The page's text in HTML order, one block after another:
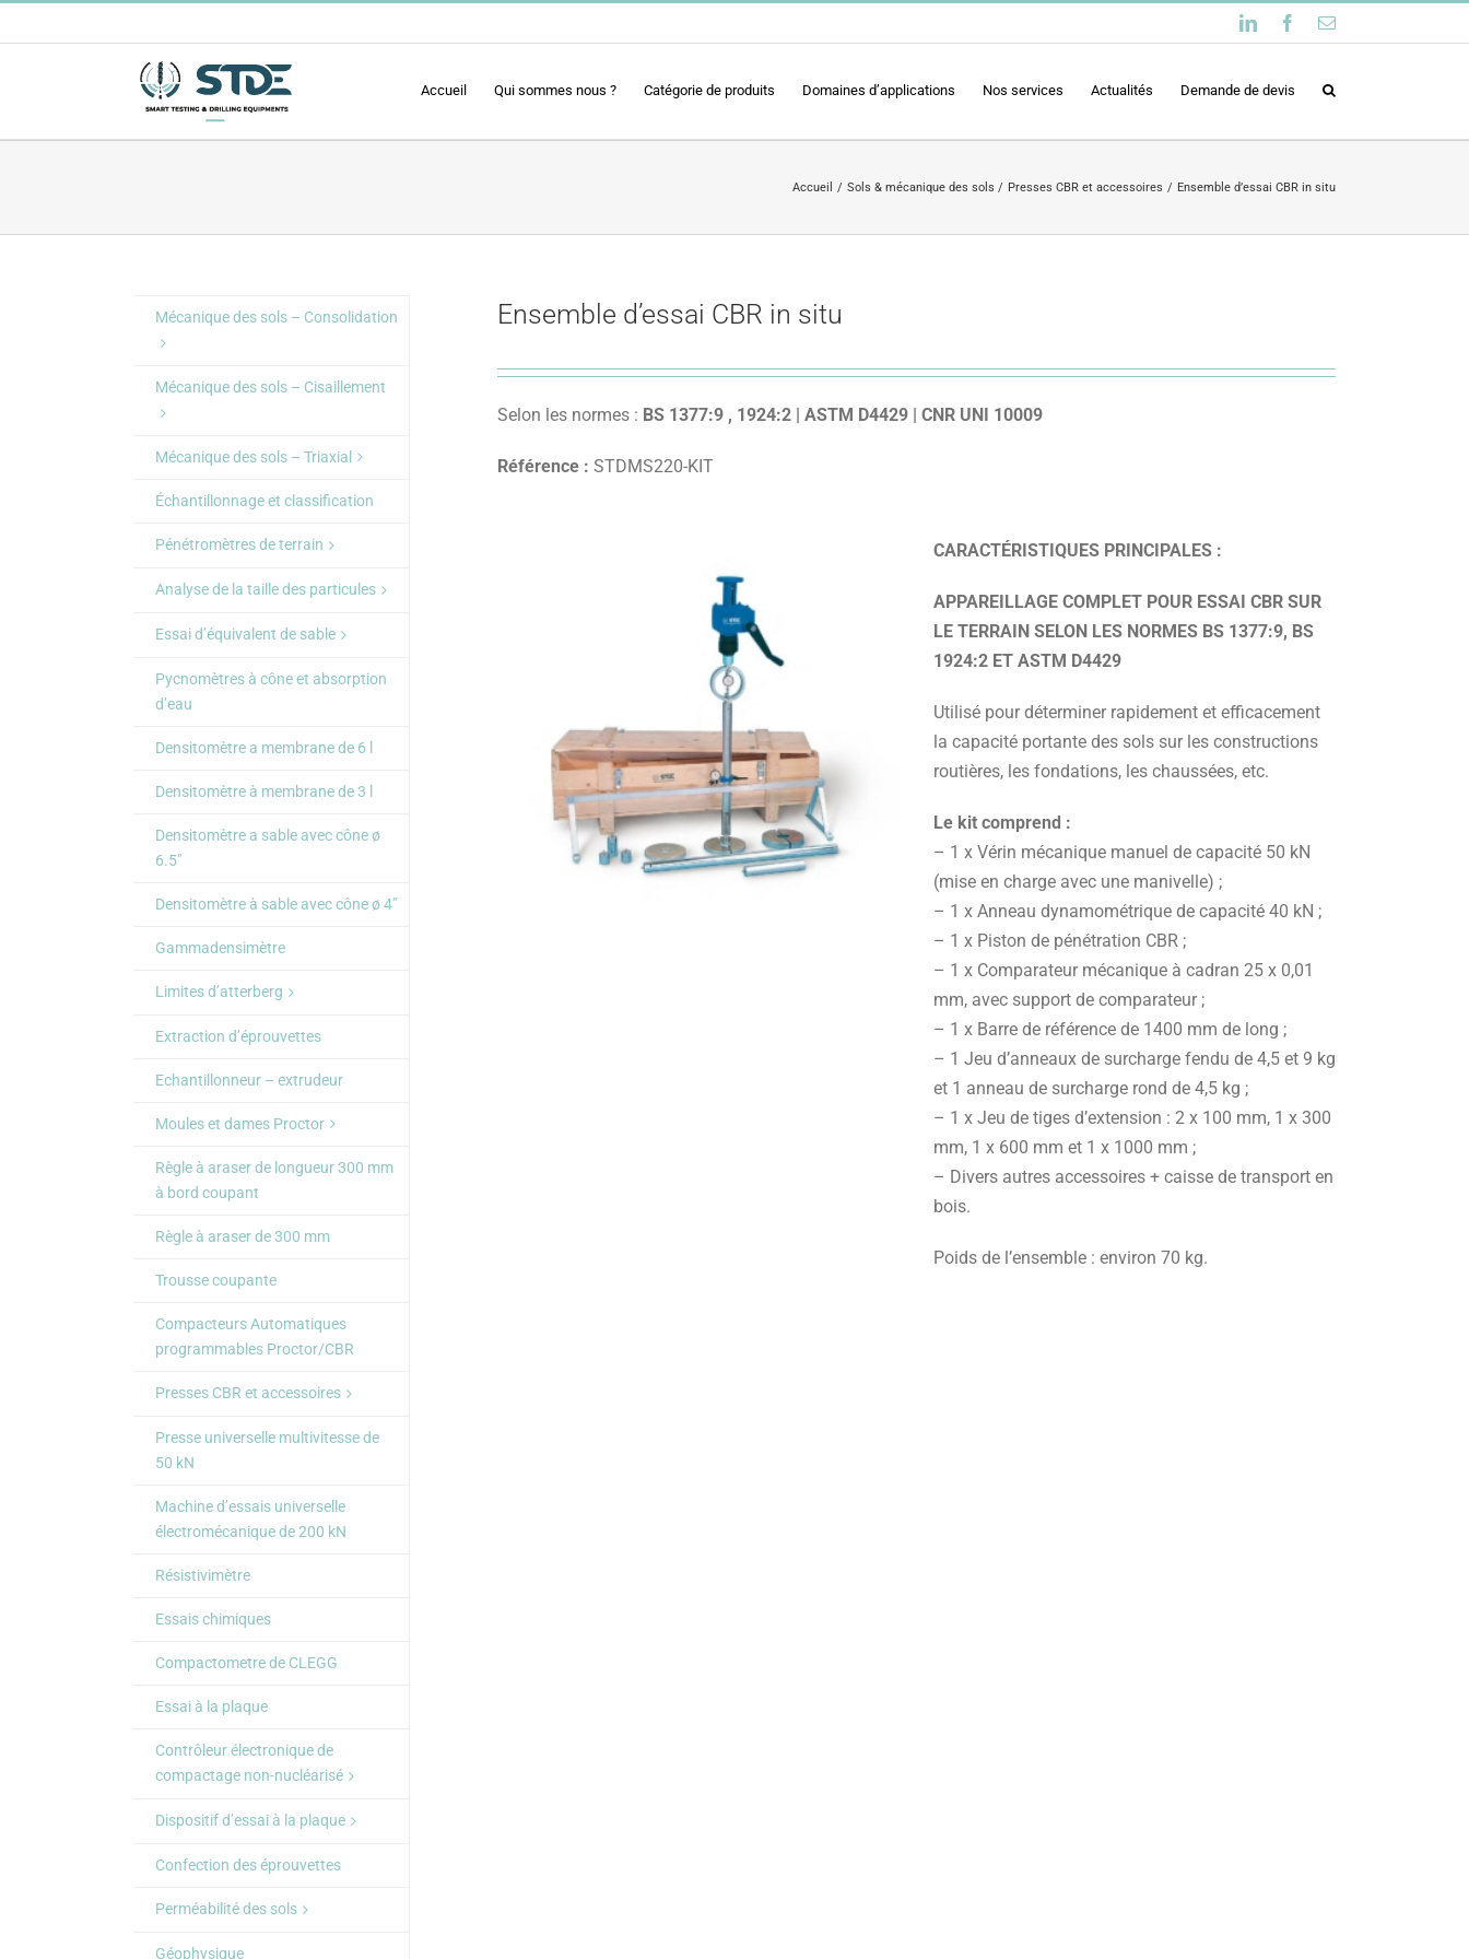
au
LinkedInFacebook
Email
Accueil Qui sommes nous ? Catégorie de produits Domaines d’applications Nos services Actualités Demande de devis
Accueil Sols & mécanique des sols Presses CBR et accessoires Ensemble d’essai CBR in situ
Ensemble d’essai CBR in situ
Selon les normes : BS 1377:9 , 1924:2 | ASTM D4429 | CNR UNI 10009
Référence : STDMS220-KIT
CARACTÉRISTIQUES PRINCIPALES :
APPAREILLAGE COMPLET POUR ESSAI CBR SUR
LE TERRAIN SELON LES NORMES BS 1377:9, BS
1924:2 ET ASTM D4429
Utilisé pour déterminer rapidement et efficacement
la capacité portante des sols sur les constructions
routières, les fondations, les chaussées, etc.
Le kit comprend :
– 1 x Vérin mécanique manuel de capacité 50 kN
(mise en charge avec une manivelle) ;
– 1 x Anneau dynamométrique de capacité 40 kN ;
– 1 x Piston de pénétration CBR ;
– 1 x Comparateur mécanique à cadran 25 x 0,01
mm, avec support de comparateur ;
– 1 x Barre de référence de 1400 mm de long ;
– 1 Jeu d’anneaux de surcharge fendu de 4,5 et 9 kg
et 1 anneau de surcharge rond de 4,5 kg ;
– 1 x Jeu de tiges d’extension : 2 x 100 mm, 1 x 300
mm, 1 x 600 mm et 1 x 1000 mm ;
– Divers autres accessoires + caisse de transport en
bois.
Poids de l’ensemble : environ 70 kg.
Mécanique des sols – Consolidation
Mécanique des sols – Cisaillement
Mécanique des sols – Triaxial
Échantillonnage et classification
Pénétromètres de terrain
Analyse de la taille des particules
Essai d’équivalent de sable
Pycnomètres à cône et absorption
d’eau
Densitomètre a membrane de 6 l
Densitomètre à membrane de 3 l
Densitomètre a sable avec cône ø
6.5″
Densitomètre à sable avec cône ø 4”
Gammadensimètre
Limites d’atterberg
Extraction d’éprouvettes
Echantillonneur – extrudeur
Moules et dames Proctor
Règle à araser de longueur 300 mm
à bord coupant
Règle à araser de 300 mm
Trousse coupante
Compacteurs Automatiques
programmables Proctor/CBR
Presses CBR et accessoires
Presse universelle multivitesse de
50 kN
Machine d’essais universelle
électromécanique de 200 kN
Résistivimètre
Essais chimiques
Compactometre de CLEGG
Essai à la plaque
Contrôleur électronique de
compactage non-nucléarisé
Dispositif d’essai à la plaque
Confection des éprouvettes
Perméabilité des sols
Géophysique